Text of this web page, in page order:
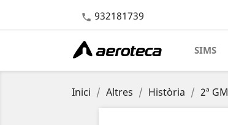
 932181739
SIMS
Inici Altres Història 2ª GM